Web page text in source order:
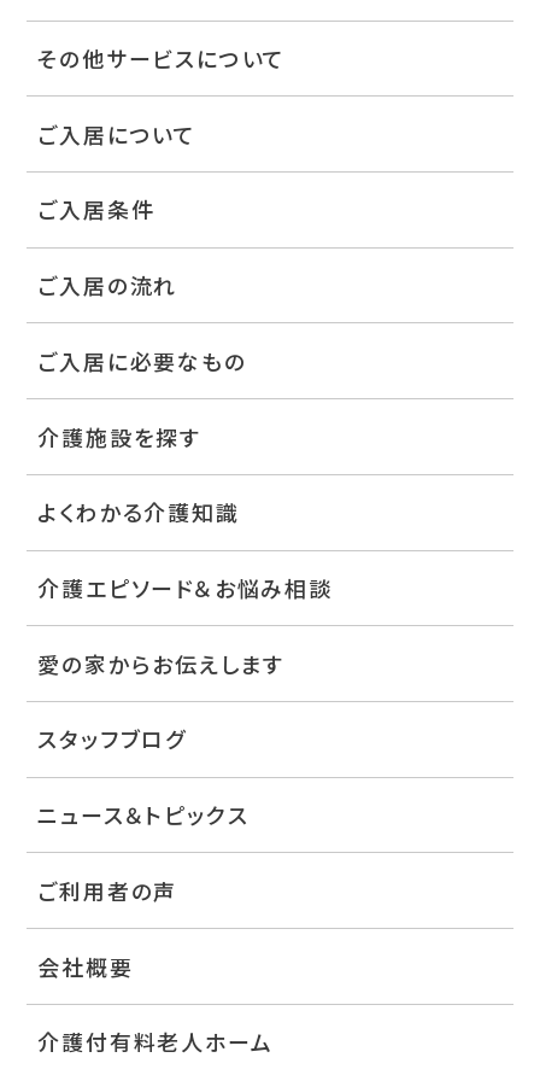
その他サービスについて
ご入居について
ご入居条件
ご入居の流れ
ご入居に必要なもの
介護施設を探す
よくわかる介護知識
介護エピソード＆お悩み相談
愛の家からお伝えします
スタッフブログ
ニュース＆トピックス
ご利用者の声
会社概要
介護付有料老人ホーム